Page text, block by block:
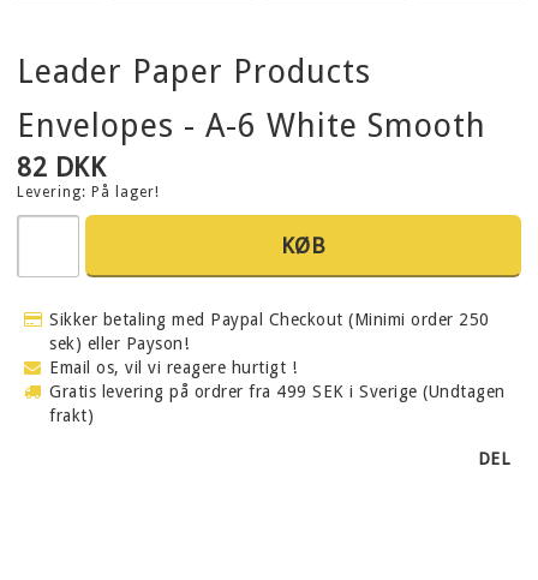
Leader Paper Products
Envelopes - A-6 White Smooth
82 DKK
Levering: På lager!
KØB
Sikker betaling med Paypal Checkout (Minimi order 250
sek) eller Payson!
Email os, vil vi reagere hurtigt !
Gratis levering på ordrer fra 499 SEK i Sverige (Undtagen
frakt)
DEL